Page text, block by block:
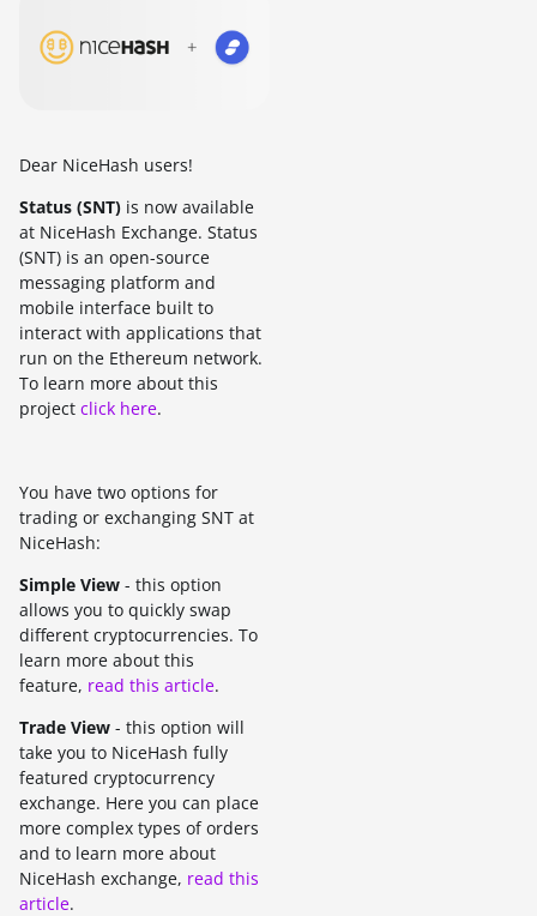
Dear NiceHash users!
Status (SNT) is now available
at NiceHash Exchange. Status
(SNT) is an open-source
messaging platform and
mobile interface built to
interact with applications that
run on the Ethereum network.
To learn more about this
project click here.
You have two options for
trading or exchanging SNT at
NiceHash:
Simple View - this option
allows you to quickly swap
different cryptocurrencies. To
learn more about this
feature, read this article.
Trade View - this option will
take you to NiceHash fully
featured cryptocurrency
exchange. Here you can place
more complex types of orders
and to learn more about
NiceHash exchange, read this
article.